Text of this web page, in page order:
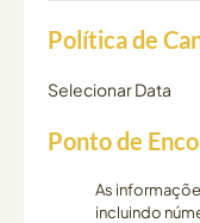
Política de
Selecionar Data
Ponto de
As
incluindo